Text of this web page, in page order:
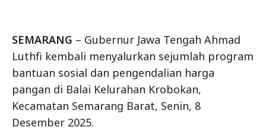
SEMARANG – Gubernur Jawa Tengah Ahmad
Luthfi kembali menyalurkan sejumlah program
bantuan sosial dan pengendalian harga
pangan di Balai Kelurahan Krobokan,
Kecamatan Semarang Barat, Senin, 8
Desember 2025.